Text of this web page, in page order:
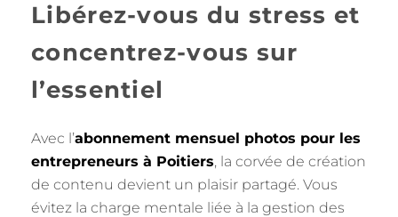
Libérez-vous du stress et
concentrez-vous sur
l’essentiel
Avec l’abonnement mensuel photos pour les
entrepreneurs à Poitiers, la corvée de création
de contenu devient un plaisir partagé. Vous
évitez la charge mentale liée à la gestion des